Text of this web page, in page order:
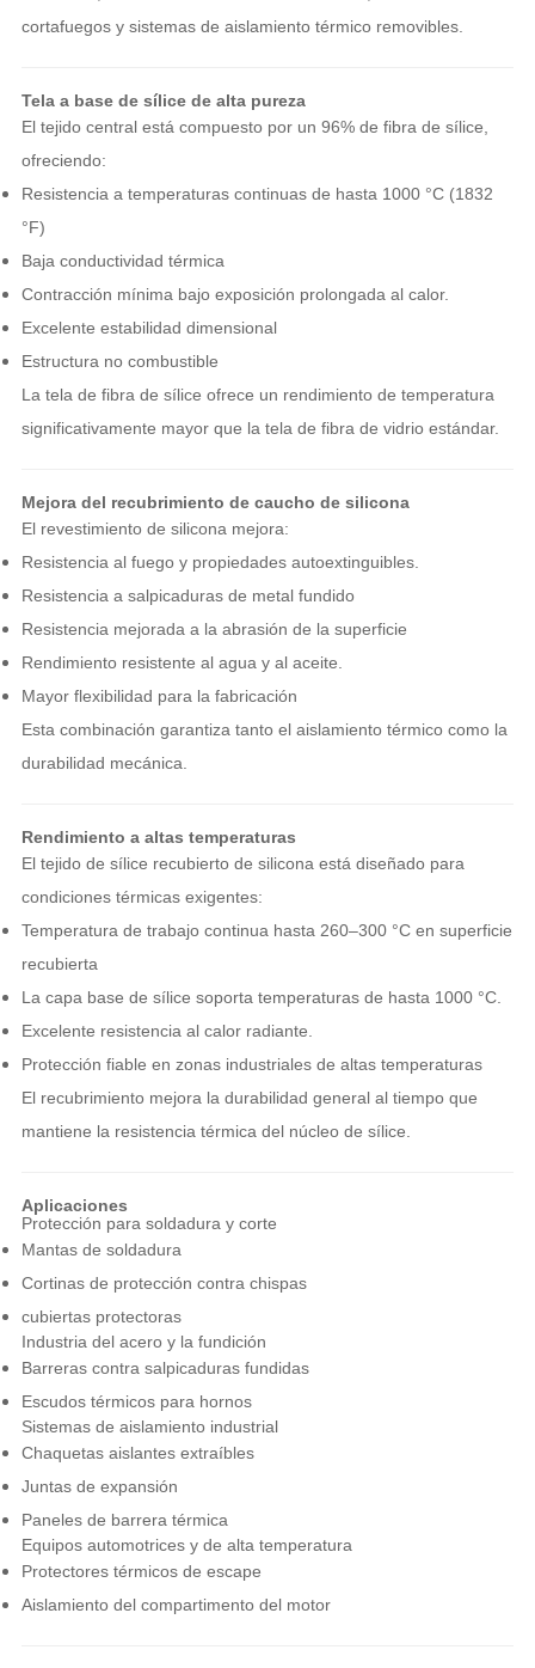
cortafuegos y sistemas de aislamiento térmico removibles.
Tela a base de sílice de alta pureza
El tejido central está compuesto por un 96% de fibra de sílice,
ofreciendo:
Resistencia a temperaturas continuas de hasta 1000 °C (1832
°F)
Baja conductividad térmica
Contracción mínima bajo exposición prolongada al calor.
Excelente estabilidad dimensional
Estructura no combustible
La tela de fibra de sílice ofrece un rendimiento de temperatura
significativamente mayor que la tela de fibra de vidrio estándar.
Mejora del recubrimiento de caucho de silicona
El revestimiento de silicona mejora:
Resistencia al fuego y propiedades autoextinguibles.
Resistencia a salpicaduras de metal fundido
Resistencia mejorada a la abrasión de la superficie
Rendimiento resistente al agua y al aceite.
Mayor flexibilidad para la fabricación
Esta combinación garantiza tanto el aislamiento térmico como la
durabilidad mecánica.
Rendimiento a altas temperaturas
El tejido de sílice recubierto de silicona está diseñado para
condiciones térmicas exigentes:
Temperatura de trabajo continua hasta 260–300 °C en superficie
recubierta
La capa base de sílice soporta temperaturas de hasta 1000 °C.
Excelente resistencia al calor radiante.
Protección fiable en zonas industriales de altas temperaturas
El recubrimiento mejora la durabilidad general al tiempo que
mantiene la resistencia térmica del núcleo de sílice.
Aplicaciones
Protección para soldadura y corte
Mantas de soldadura
Cortinas de protección contra chispas
cubiertas protectoras
Industria del acero y la fundición
Barreras contra salpicaduras fundidas
Escudos térmicos para hornos
Sistemas de aislamiento industrial
Chaquetas aislantes extraíbles
Juntas de expansión
Paneles de barrera térmica
Equipos automotrices y de alta temperatura
Protectores térmicos de escape
Aislamiento del compartimento del motor